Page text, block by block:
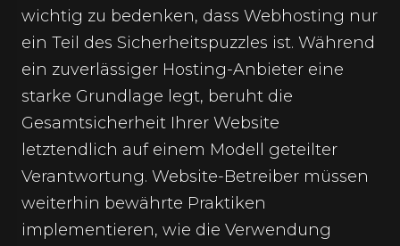
wichtig zu bedenken, dass Webhosting nur
ein Teil des Sicherheitspuzzles ist. Während
ein zuverlässiger Hosting-Anbieter eine
starke Grundlage legt, beruht die
Gesamtsicherheit Ihrer Website
letztendlich auf einem Modell geteilter
Verantwortung. Website-Betreiber müssen
weiterhin bewährte Praktiken
implementieren, wie die Verwendung